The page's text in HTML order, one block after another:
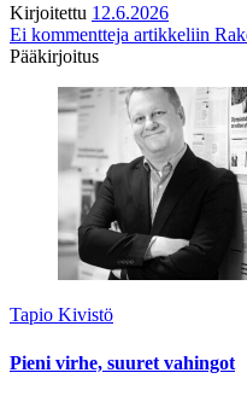
Kirjoitettu 12.6.2026
Ei kommentteja artikkeliin
Pääkirjoitus
Tapio Kivistö
Pieni virhe, suuret vahingot